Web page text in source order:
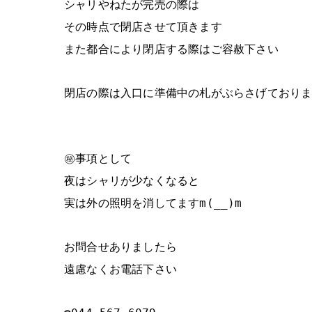
シャリやねたが完売の際は
その時点で閉店させて頂きます
また都合により閉店する際はご容赦下さい
閉店の際は入口に準備中の札がぶらさげており
㊙事項として
夜はシャリが少なくなると
実は外の照明を消してますm(__)m
お問合せありましたら
遠慮なくお電話下さい